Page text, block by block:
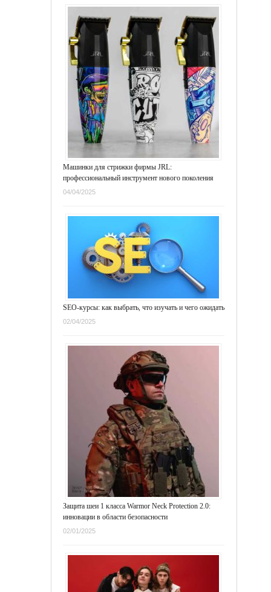
Машинки для стрижки фирмы JRL:
профессиональный инструмент нового поколения
04/04/2025
SEO-курсы: как выбрать, что изучать и чего ожидать
02/04/2025
Защита шеи 1 класса Warmor Neck Protection 2.0:
инновации в области безопасности
02/01/2025